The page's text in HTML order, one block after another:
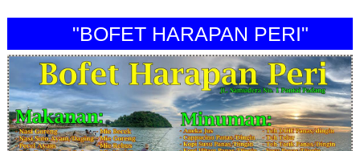
"BOFET HARAPAN PERI"